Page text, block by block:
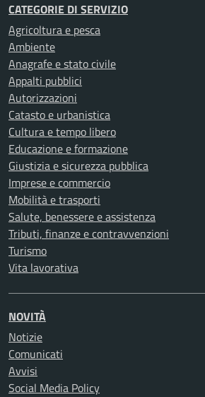
CATEGORIE DI SERVIZIO
Agricoltura e pesca
Ambiente
Anagrafe e stato civile
Appalti pubblici
Autorizzazioni
Catasto e urbanistica
Cultura e tempo libero
Educazione e formazione
Giustizia e sicurezza pubblica
Imprese e commercio
Mobilità e trasporti
Salute, benessere e assistenza
Tributi, finanze e contravvenzioni
Turismo
Vita lavorativa
NOVITÀ
Notizie
Comunicati
Avvisi
Social Media Policy